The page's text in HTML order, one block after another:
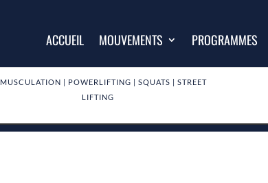
ACCUEIL MOUVEMENTS PROGRAMMES
MUSCULATION | POWERLIFTING |SQUATS |STREET
LIFTING